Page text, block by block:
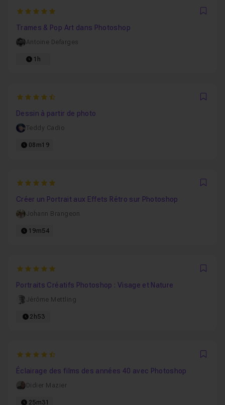
5
Trames & Pop Art dans Photoshop
Antoine Defarges
1h
4.7313432835821
Dessin à partir de photo
Teddy Cadio
08m19
5
Créer un Portrait aux Effets Rétro sur Photoshop
Johann Brangeon
19m54
5
Portraits Créatifs Photoshop : Visage et Nature
Jérôme Mettling
2h53
4.5
Éclairage des films des années 40 avec Photoshop
Didier Mazier
25m31